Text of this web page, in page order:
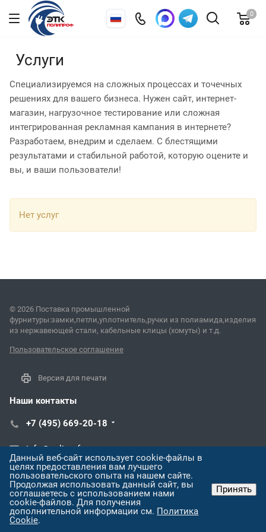
0
Услуги
Специализируемся на сложных процессах и точечных
решениях для вашего бизнеса. Нужен сайт, интернет-
магазин, нагрузочное тестирование или сложная
интегрированная рекламная кампания в интернете?
Разработаем, внедрим и сделаем. С блестящими
результатами и стабильной работой, которую оцените и
вы, и ваши пользователи!
Нет услуг
© 2026 Поставка промышленной
фурнитуры:замки,петли,уплотнитель,ручки из полиамида,изделия
из нержавеющей стали, кабельные клицы (хомуты) и т.д.
Пользовательское соглашение
Версия для печати
Наши контакты
+7 (495) 669-20-18
info@poliprof.ru
г. Москва, г. Троицк, ул. Дальняя д.3
Данный веб-сайт использует cookie-файлы в
целях предоставления вам лучшего
пользовательского опыта на нашем сайте.
Продолжая использовать данный сайт, вы
соглашаетесь с использованием нами
cookie-файлов. Для получения
дополнительной информации см. Политика
Cookie.
Принять